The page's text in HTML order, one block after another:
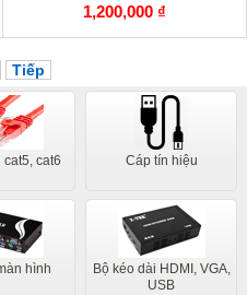
1,200,000 ₫
Tiếp
cat5, cat6 Cáp tín hiệu
hình
Bộ kéo dài HDMI, VGA,
USB